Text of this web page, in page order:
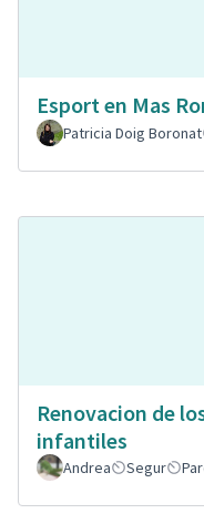
Esport en Mas
Patricia Doig Boronat
Renovacion de
infantiles
Andrea Segur